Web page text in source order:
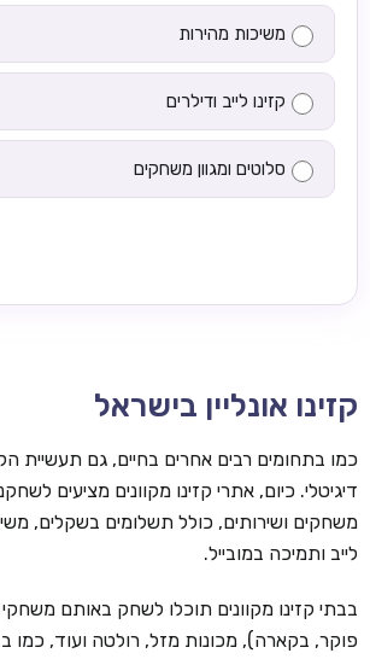
משיכות מהירות
קזינו לייב ודילרים
סלוטים ומגוון משחקים
קזינו אונליין בישראל
כמו בתחומים רבים אחרים בחיים, גם תעשיית
דיגיטלי. כיום, אתרי קזינו מקוונים מציעים
משחקים ושירותים, כולל תשלומים בשקלים,
לייב ותמיכה במובייל.
בבתי קזינו מקוונים תוכלו לשחק באותם
פוקר, בקארה), מכונות מזל, רולטה ועוד, כמו